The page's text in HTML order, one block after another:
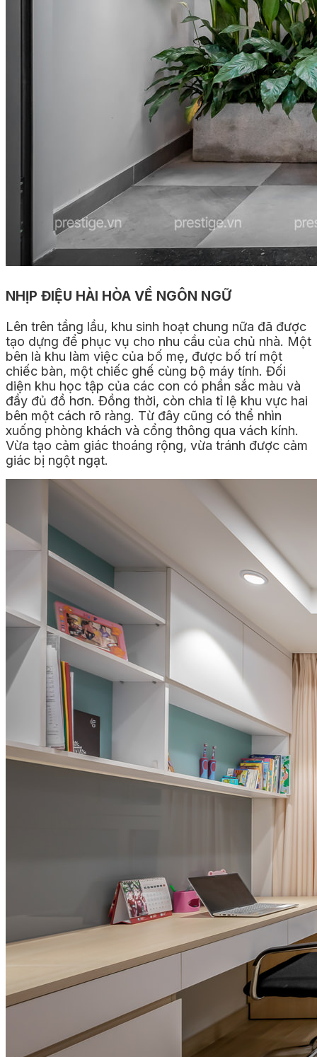
NHỊP ĐIỆU HÀI HÒA VỀ NGÔN NGỮ
Lên trên tầng lầu, khu sinh hoạt chung nữa đã được
tạo dựng để phục vụ cho nhu cầu của chủ nhà. Một
bên là khu làm việc của bố mẹ, được bố trí một
chiếc bàn, một chiếc ghế cùng bộ máy tính. Đối
diện khu học tập của các con có phần sắc màu và
đầy đủ đồ hơn. Đồng thời, còn chia tỉ lệ khu vực hai
bên một cách rõ ràng. Từ đây cũng có thể nhìn
xuống phòng khách và cổng thông qua vách kính.
Vừa tạo cảm giác thoáng rộng, vừa tránh được cảm
giác bị ngột ngạt.